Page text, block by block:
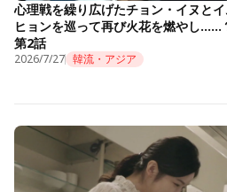
心理戦を繰り広げたチョン・イヌと
ヒョンを巡って再び火花を燃やし……
第2話
2026/7/27 韓流・アジア